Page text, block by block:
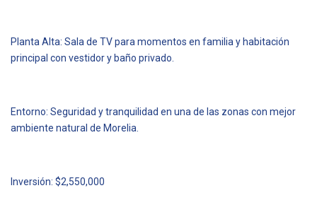
Planta Alta: Sala de TV para momentos en familia y habitación
principal con vestidor y baño privado.
Entorno: Seguridad y tranquilidad en una de las zonas con mejor
ambiente natural de Morelia.
Inversión: $2,550,000